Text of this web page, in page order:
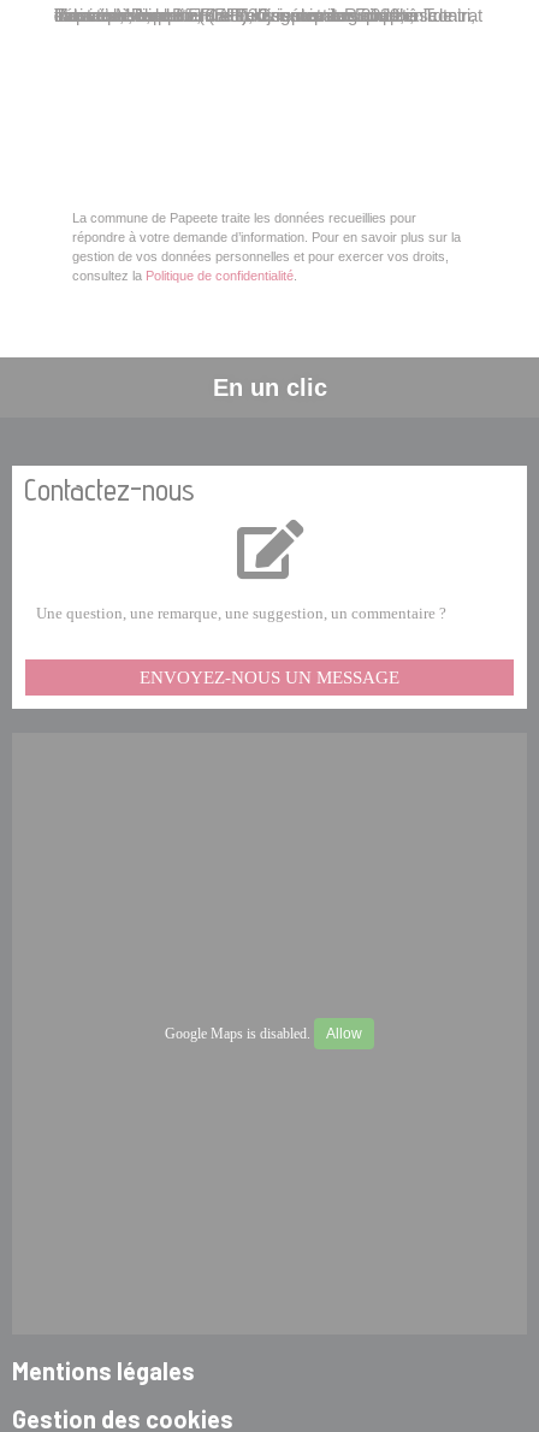
Tavana Michel Buillard et l’association Emploi, formation, insertion (EFI), dirigée par Rodolphe Tutairi, ont accueilli, le mercredi 30 septembre 2020, à la mairie de Papeete, dix-huit jeunes stagiaires en contrat d’accès à l’emploi (CAE). Ces derniers ont été sélectionnés par EFI et œuvreront au sein d’entreprises du fenua. Tous issus des quartiers de Papeete, seize…
La commune de Papeete traite les données recueillies pour
répondre à votre demande d’information. Pour en savoir plus sur la
gestion de vos données personnelles et pour exercer vos droits,
consultez la Politique de confidentialité
En un clic
Contactez-nous
Une question, une remarque, une suggestion, un commentaire ?
ENVOYEZ-NOUS UN MESSAGE
Google Maps is disabled. Allow
Mentions légales
Gestion des cookies